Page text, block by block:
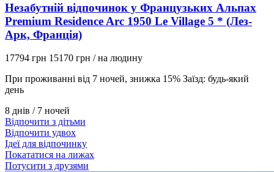
Незабутній відпочинок у Французьких Альпах
Premium Residence Arc 1950 Le Village 5 * (Лез-
Арк, Франція)
17794 грн 15170 грн / на людину
При проживанні від 7 ночей, знижка 15% Заїзд: будь-який
день
8 днів / 7 ночей
Відпочити з дітьми
Відпочити удвох
Ідеї для відпочинку
Покататися на лижах
Потусити з друзями